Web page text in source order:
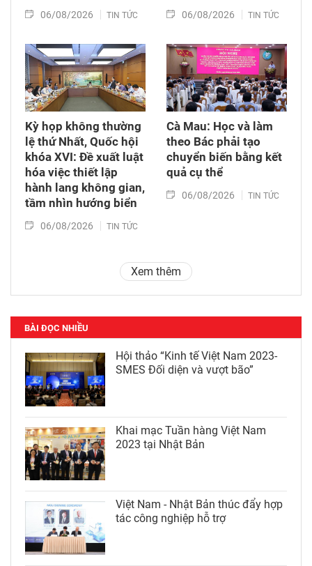
06/08/2026 TIN TỨC 06/08/2026 TIN TỨC
Kỳ họp không thường
lệ thứ Nhất, Quốc hội
khóa XVI: Đề xuất luật
hóa việc thiết lập
hành lang không gian,
tầm nhìn hướng biển
06/08/2026 TIN TỨC
Cà Mau: Học và làm
theo Bác phải tạo
chuyển biến bằng kết
quả cụ thể
06/08/2026 TIN TỨC
Xem thêm
BÀI ĐỌC NHIỀU
Hội thảo “Kinh tế Việt Nam 2023-
SMES Đối diện và vượt bão”
Khai mạc Tuần hàng Việt Nam
2023 tại Nhật Bản
Việt Nam - Nhật Bản thúc đẩy hợp
tác công nghiệp hỗ trợ